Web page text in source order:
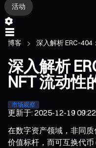
活动
博客 深入解析 ERC-404
深入解析
NFT 流动性
市场观察
更新于:2025-12-19 09:22
在数字资产领域，非同质
价值标杆，而可互换代币